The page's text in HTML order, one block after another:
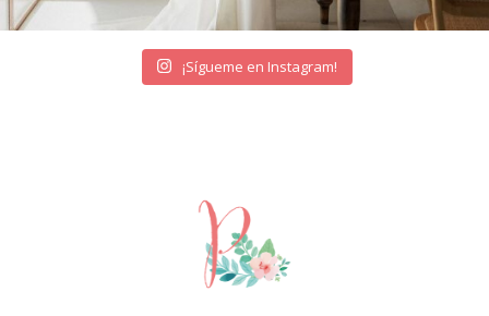
¡Sígueme en Instagram!